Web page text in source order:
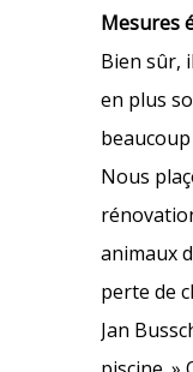
Mesures
Bien sûr,
en plus
Nous
animaux
perte de
Jan